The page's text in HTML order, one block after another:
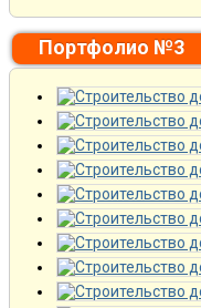
Портфолио №3